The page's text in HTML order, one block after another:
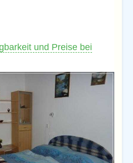
und Preise bei